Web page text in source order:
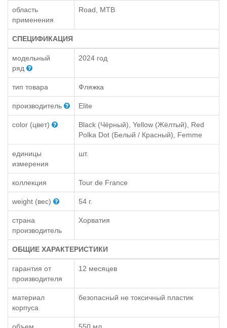
область
применения
Road, MTB
СПЕЦИФИКАЦИЯ
модельный
ряд
2024 год
тип товара Фляжка
производитель Elite
color (цвет)
Black (Чёрный), Yellow (Жёлтый), Red
Polka Dot (Белый / Красный), Femme
единицы
измерения
шт.
коллекция Tour de France
weight (вес) 54 г.
страна
производитель
Хорватия
ОБЩИЕ ХАРАКТЕРИСТИКИ
гарантия от
производителя
12 месяцев
материал
корпуса
безопасный не токсичный пластик
объем
550 мл